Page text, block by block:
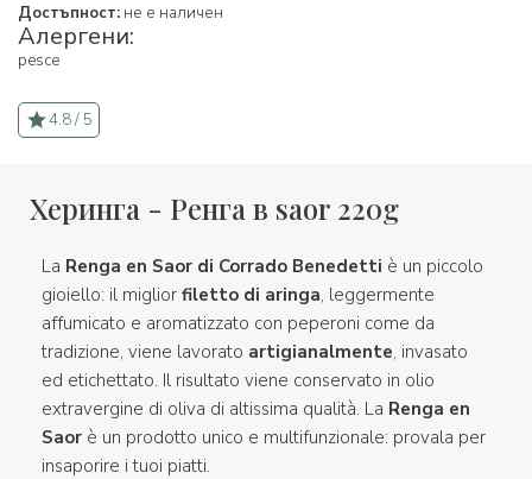
Достъпност: не е наличен
Алергени:
pesce
4.8 / 5
Херинга - Ренга в saor 220g
La Renga en Saor di Corrado Benedetti è un piccolo
gioiello: il miglior filetto di aringa, leggermente
affumicato e aromatizzato con peperoni come da
tradizione, viene lavorato artigianalmente, invasato
ed etichettato. Il risultato viene conservato in olio
extravergine di oliva di altissima qualità. La Renga en
Saor è un prodotto unico e multifunzionale: provala per
insaporire i tuoi piatti.